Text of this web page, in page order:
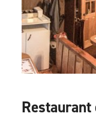
Restaurant